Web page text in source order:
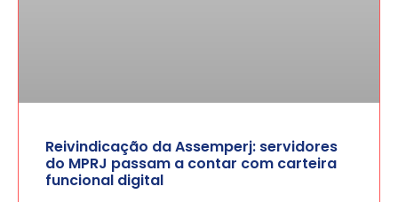
Reivindicação da Assemperj: servidores
do MPRJ passam a contar com carteira
funcional digital